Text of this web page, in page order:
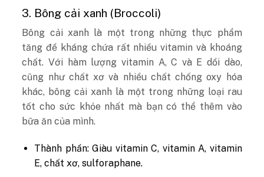
3. Bông cải xanh (Broccoli)
Bông cải xanh là một trong những thực phẩm
tăng đề kháng chứa rất nhiều vitamin và khoáng
chất. Với hàm lượng vitamin A, C và E dồi dào,
cũng như chất xơ và nhiều chất chống oxy hóa
khác, bông cải xanh là một trong những loại rau
tốt cho sức khỏe nhất mà bạn có thể thêm vào
bữa ăn của mình.
Thành phần: Giàu vitamin C, vitamin A, vitamin
E, chất xơ, sulforaphane.